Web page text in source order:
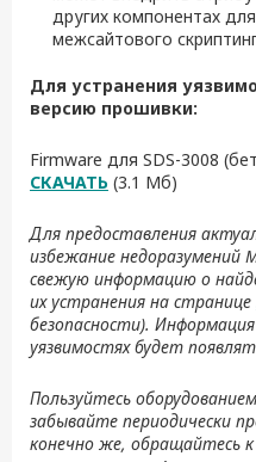
других компонентах
межсайтового
Для устранения
версию прошивки:
Firmware для SDS-3008
СКАЧАТЬ (3.1 Мб)
Для предоставления
избежание недоразумений
свежую информацию о
их устранения на странице
безопасности).
уязвимостях будет
Пользуйтесь
забывайте периодически
конечно же, обращайтесь